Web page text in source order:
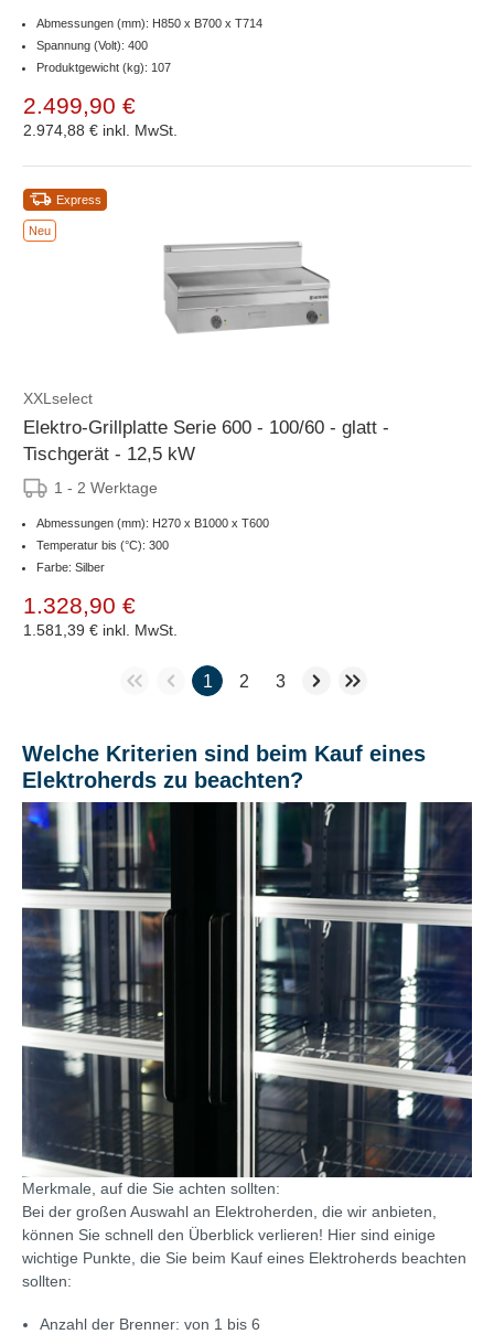
Abmessungen (mm): H850 x B700 x T714
Spannung (Volt): 400
Produktgewicht (kg): 107
2.499,90 €
2.974,88 € inkl. MwSt.
Express
Neu
XXLselect
Elektro-Grillplatte Serie 600 - 100/60 - glatt -
Tischgerät - 12,5 kW
1 - 2 Werktage
Abmessungen (mm): H270 x B1000 x T600
Temperatur bis (°C): 300
Farbe: Silber
1.328,90 €
1.581,39 € inkl. MwSt.
1 2 3
Welche Kriterien sind beim Kauf eines
Elektroherds zu beachten?
Merkmale, auf die Sie achten sollten:
Bei der großen Auswahl an Elektroherden, die wir anbieten,
können Sie schnell den Überblick verlieren! Hier sind einige
wichtige Punkte, die Sie beim Kauf eines Elektroherds beachten
sollten:
Anzahl der Brenner: von 1 bis 6